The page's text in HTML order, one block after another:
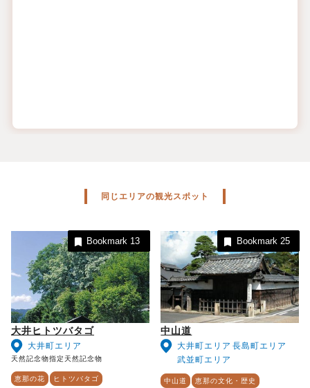
同じエリアの観光スポット
大井ヒトツバタゴ
大井町エリア
天然記念物指定天然記念物
恵那の花 ヒトツバタゴ
Bookmark 13
中山道
大井町エリア 長島町エリア
武並町エリア
中山道 恵那の文化・歴史
Bookmark 25